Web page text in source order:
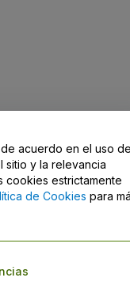
Inc 2026 Datos de
laPolítica de Cookies
de acuerdo en el uso
sitio y la relevancia
cookies estrictamente
de Cookies para